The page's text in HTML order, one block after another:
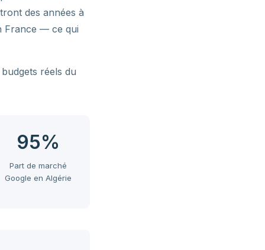
des années à
France — ce qui
réels du
95%
Part de marché
Google en Algérie